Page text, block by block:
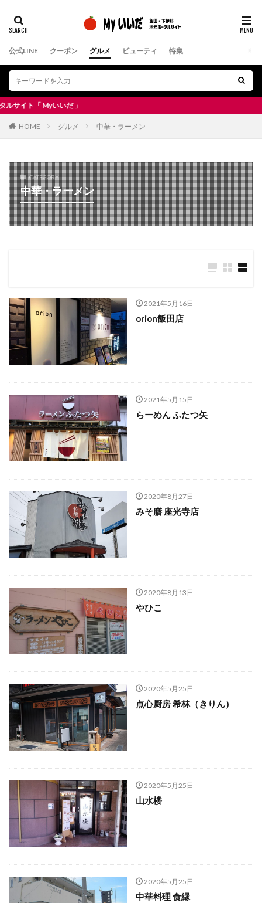
公式LINE クーポン グルメ ビューティ 特集
ト「 Myいいだ 」
HOME グルメ 中華・ラーメン
CATEGORY
中華・ラーメン
2021年5月16日
orion飯田店
2021年5月15日
らーめん ふたつ矢
2020年8月27日
みそ膳 座光寺店
2020年8月13日
やひこ
2020年5月25日
点心厨房 希林（きりん）
2020年5月25日
山水楼
2020年5月25日
中華料理 食縁